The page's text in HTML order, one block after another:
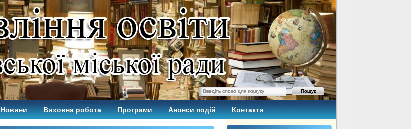
Новини Виховна робота Програми Анонси подій Контакти